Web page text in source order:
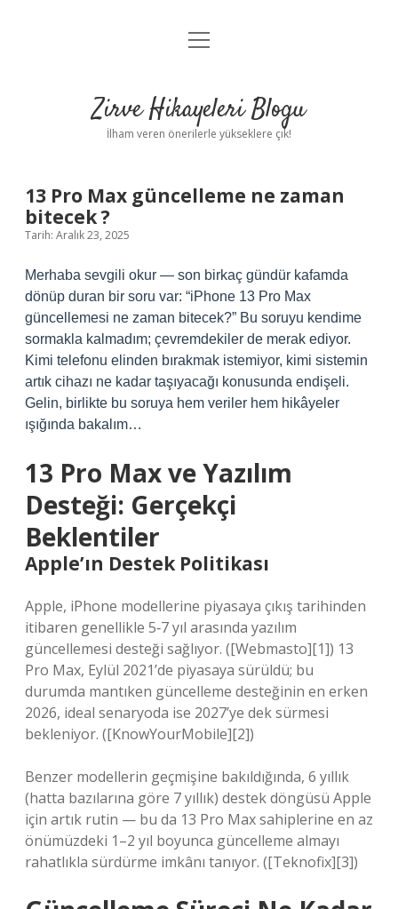
Anasayfa
Yasal Uyarı
menüyü
Zirve Hikayeleri Blogu
İlham veren önerilerle yükseklere çık!
13 Pro Max güncelleme ne zaman
bitecek ?
Tarih: Aralık 23, 2025
Merhaba sevgili okur — son birkaç gündür kafamda
dönüp duran bir soru var: “iPhone 13 Pro Max
güncellemesi ne zaman bitecek?” Bu soruyu kendime
sormakla kalmadım; çevremdekiler de merak ediyor.
Kimi telefonu elinden bırakmak istemiyor, kimi sistemin
artık cihazı ne kadar taşıyacağı konusunda endişeli.
Gelin, birlikte bu soruya hem veriler hem hikâyeler
ışığında bakalım…
13 Pro Max ve Yazılım
Desteği: Gerçekçi
Beklentiler
Apple’ın Destek Politikası
Apple, iPhone modellerine piyasaya çıkış tarihinden
itibaren genellikle 5‑7 yıl arasında yazılım
güncellemesi desteği sağlıyor. ([Webmasto][1]) 13
Pro Max, Eylül 2021’de piyasaya sürüldü; bu
durumda mantıken güncelleme desteğinin en erken
2026, ideal senaryoda ise 2027’ye dek sürmesi
bekleniyor. ([KnowYourMobile][2])
Benzer modellerin geçmişine bakıldığında, 6 yıllık
(hatta bazılarına göre 7 yıllık) destek döngüsü Apple
için artık rutin — bu da 13 Pro Max sahiplerine en az
önümüzdeki 1–2 yıl boyunca güncelleme almayı
rahatlıkla sürdürme imkânı tanıyor. ([Teknofix][3])